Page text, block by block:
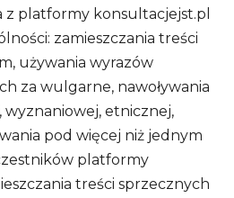
z platformy konsultacjejst.pl
zamieszczania treści
używania wyrazów
za wulgarne, nawoływania
wyznaniowej, etnicznej,
pod więcej niż jednym
platformy
treści sprzecznych